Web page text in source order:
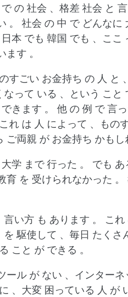
の 社会 、格差 社会 と
。
社会 の 中 で どんなに
日本 でも 韓国 でも 、ここ
す 。
すごい お金持ち の 人 と
って いる 、という こと
きます 。
他 の 例 で 言
これ は 人 によって 、もの
両親 が お金持ち かもし
学 まで 行った 。
でも
育 を 受けられなかった 。
い方 も あります 。
これ
駆使して 、毎日 たくさ
こと が できる 。
ル が ない 、インター
、大変 困っている 人 が